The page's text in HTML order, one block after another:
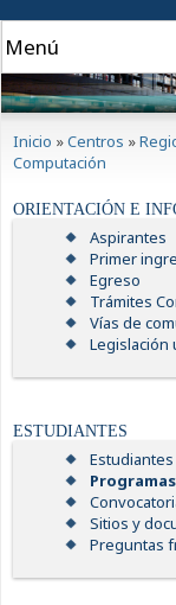
Inicio »Centros »
Computación
ORIENTACIÓN E
Aspirantes
Primer
Egreso
Trámites
Vías de
Legislación
ESTUDIANTES
Sitios y
Preguntas